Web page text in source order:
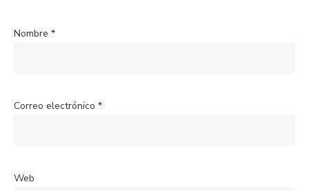
Nombre *
Correo electrónico *
Web